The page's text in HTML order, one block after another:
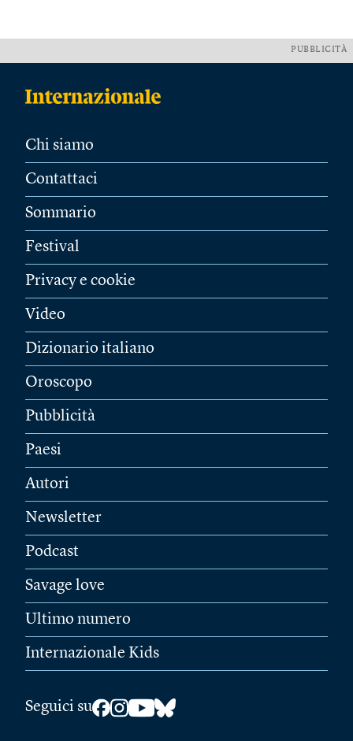
PUBBLICITÀ
Chi siamo
Contattaci
Sommario
Festival
Privacy e cookie
Video
Dizionario italiano
Oroscopo
Pubblicità
Paesi
Autori
Newsletter
Podcast
Savage love
Ultimo numero
Internazionale Kids
Seguici su